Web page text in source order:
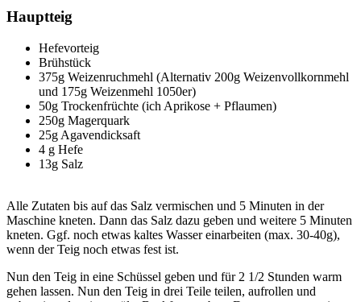
Hauptteig
Hefevorteig
Brühstück
375g Weizenruchmehl (Alternativ 200g Weizenvollkornmehl
und 175g Weizenmehl 1050er)
50g Trockenfrüchte (ich Aprikose + Pflaumen)
250g Magerquark
25g Agavendicksaft
4 g Hefe
13g Salz
Alle Zutaten bis auf das Salz vermischen und 5 Minuten in der
Maschine kneten. Dann das Salz dazu geben und weitere 5 Minuten
kneten. Ggf. noch etwas kaltes Wasser einarbeiten (max. 30-40g),
wenn der Teig noch etwas fest ist.
Nun den Teig in eine Schüssel geben und für 2 1/2 Stunden warm
gehen lassen. Nun den Teig in drei Teile teilen, aufrollen und